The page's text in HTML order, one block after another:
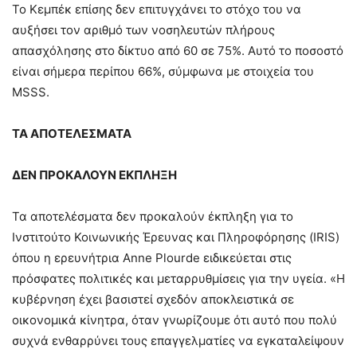
Το Κεμπέκ επίσης δεν επιτυγχάνει το στόχο του να
αυξήσει τον αριθμό των νοσηλευτών πλήρους
απασχόλησης στο δίκτυο από 60 σε 75%. Αυτό το ποσοστό
είναι σήμερα περίπου 66%, σύμφωνα με στοιχεία του
MSSS.
ΤΑ ΑΠΟΤΕΛΕΣΜΑΤΑ
ΔΕΝ ΠΡΟΚΑΛΟΥΝ ΕΚΠΛΗΞΗ
Τα αποτελέσματα δεν προκαλούν έκπληξη για το
Ινστιτούτο Κοινωνικής Έρευνας και Πληροφόρησης (IRIS)
όπου η ερευνήτρια Anne Plourde ειδικεύεται στις
πρόσφατες πολιτικές και μεταρρυθμίσεις για την υγεία. «Η
κυβέρνηση έχει βασιστεί σχεδόν αποκλειστικά σε
οικονομικά κίνητρα, όταν γνωρίζουμε ότι αυτό που πολύ
συχνά ενθαρρύνει τους επαγγελματίες να εγκαταλείψουν